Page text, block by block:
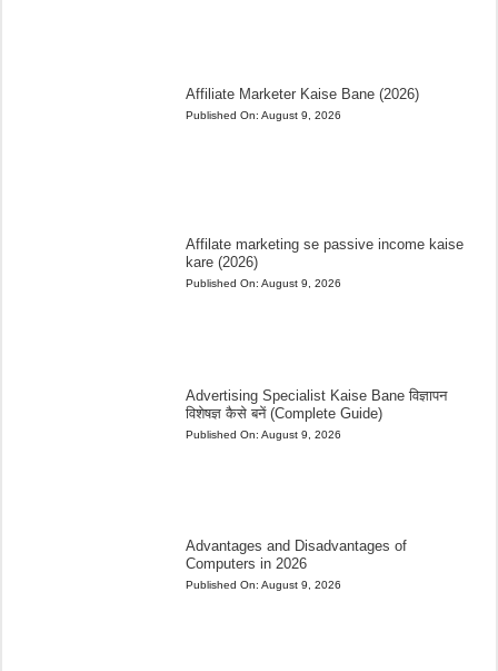
Affiliate Marketer Kaise Bane (2026)
Published On: August 9, 2026
Affilate marketing se passive income kaise
kare (2026)
Published On: August 9, 2026
Advertising Specialist Kaise Bane विज्ञापन
विशेषज्ञ कैसे बनें (Complete Guide)
Published On: August 9, 2026
Advantages and Disadvantages of
Computers in 2026
Published On: August 9, 2026